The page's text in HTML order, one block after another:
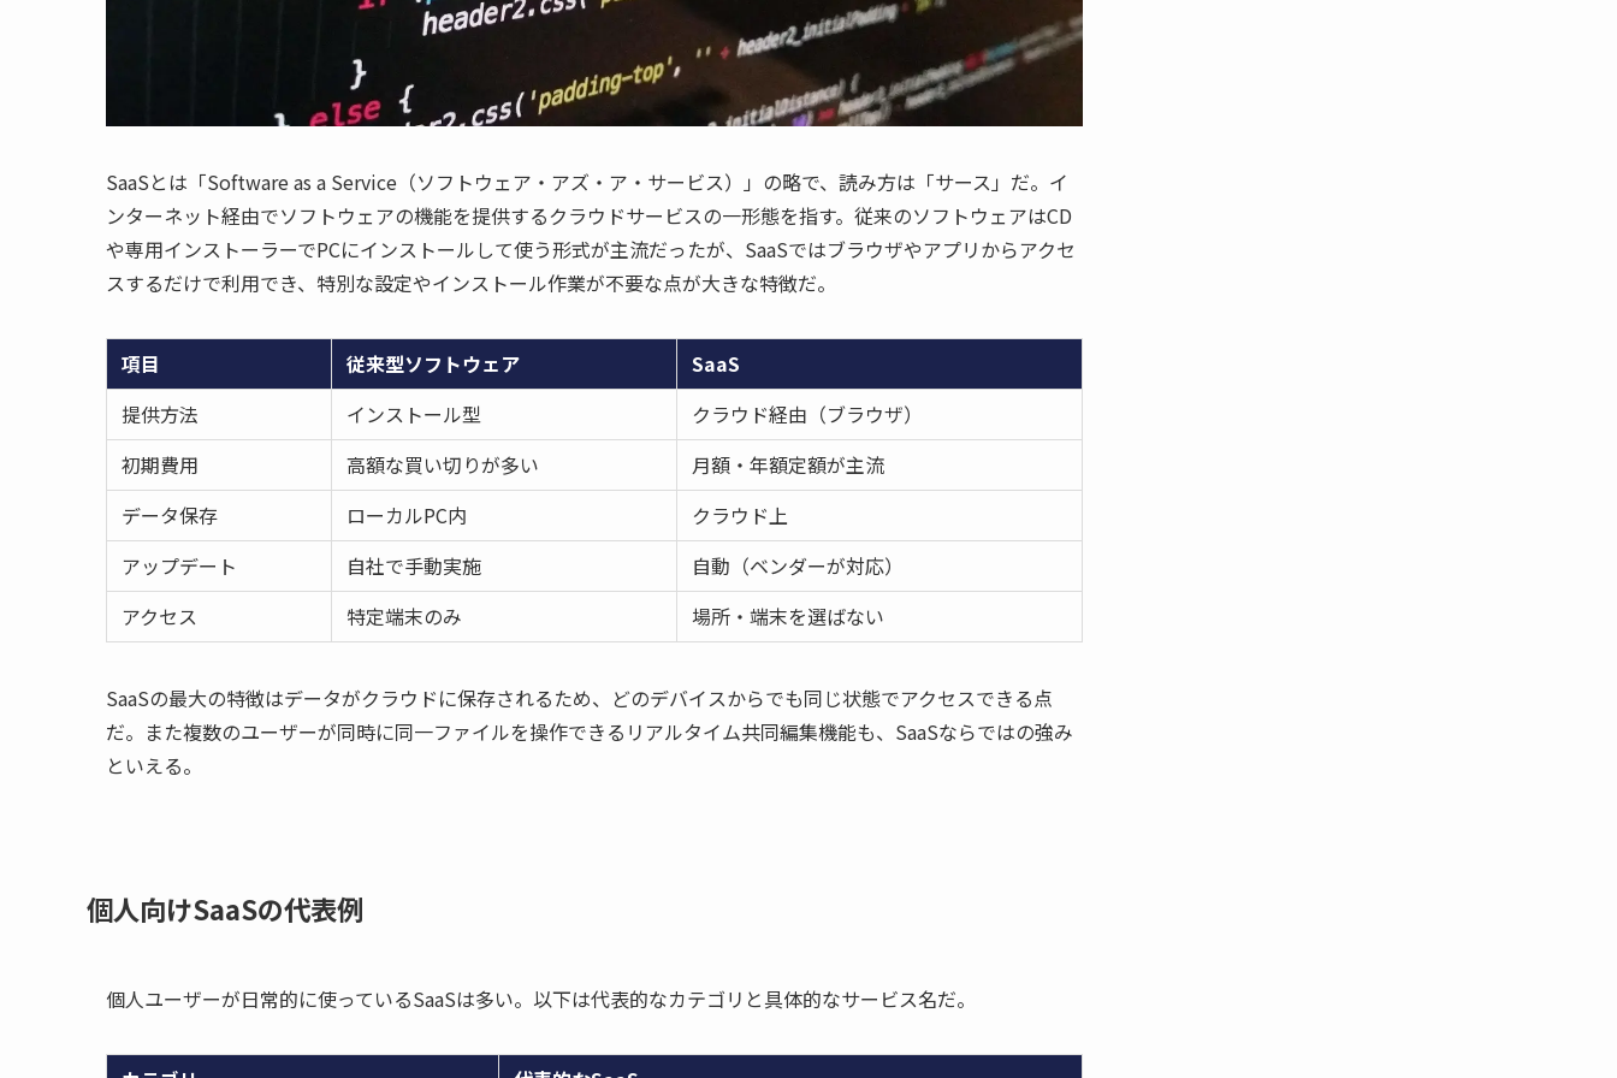
SaaSとは「Software as a Service（ソフトウェア・アズ・ア・サービス）」の略で、読み方は「サース」だ。イ
ンターネット経由でソフトウェアの機能を提供するクラウドサービスの一形態を指す。従来のソフトウェアはCD
や専用インストーラーでPCにインストールして使う形式が主流だったが、SaaSではブラウザやアプリからアクセ
スするだけで利用でき、特別な設定やインストール作業が不要な点が大きな特徴だ。
項目 従来型ソフトウェア
SaaS
提供方法
インストール型
クラウド経由（ブラウザ）
初期費用
高額な買い切りが多い
月額・年額定額が主流
データ保存
ローカルPC内
クラウド上
アップデート
自社で手動実施
自動（ベンダーが対応）
アクセス
特定端末のみ 場所・端末を選ばない
SaaSの最大の特徴はデータがクラウドに保存されるため、どのデバイスからでも同じ状態でアクセスできる点
だ。また複数のユーザーが同時に同一ファイルを操作できるリアルタイム共同編集機能も、SaaSならではの強み
といえる。
個人向けSaaSの代表例
個人ユーザーが日常的に使っているSaaSは多い。以下は代表的なカテゴリと具体的なサービス名だ。